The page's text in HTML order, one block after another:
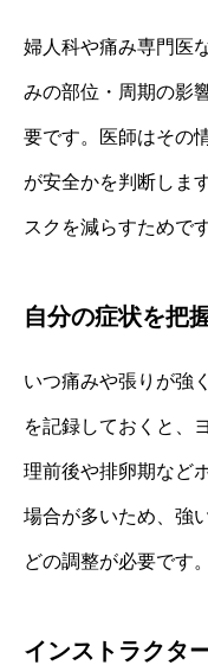
婦人科や痛み専門医
みの部位・周期の影
要です。医師はその
が安全かを判断しま
スクを減らすためです
自分の症状を把
いつ痛みや張りが強
を記録しておくと、
理前後や排卵期など
場合が多いため、強
どの調整が必要です。
インストラクタ